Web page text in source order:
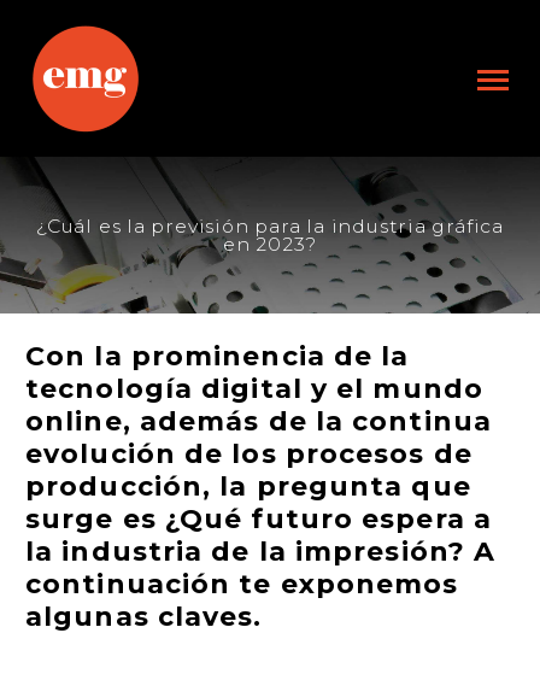
¿Cuál es la previsión para la industria gráfica
en 2023?
Con la prominencia de la
tecnología digital y el mundo
online, además de la continua
evolución de los procesos de
producción, la pregunta que
surge es ¿Qué futuro espera a
la industria de la impresión? A
continuación te exponemos
algunas claves.